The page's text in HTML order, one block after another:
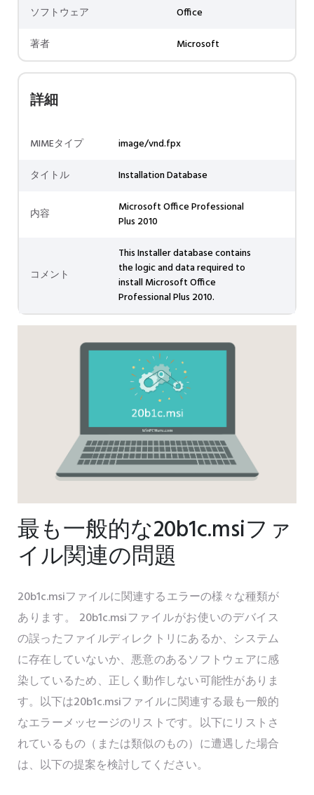
ソフトウェア
Office
著者
Microsoft
詳細
MIMEタイプ
image/vnd.fpx
タイトル
Installation Database
内容
Microsoft Office Professional
Plus 2010
コメント
This Installer database contains
the logic and data required to
install Microsoft Office
Professional Plus 2010.
最も一般的な20b1c.msiファ
イル関連の問題
20b1c.msiファイルに関連するエラーの様々な種類が
あります。 20b1c.msiファイルがお使いのデバイス
の誤ったファイルディレクトリにあるか、システム
に存在していないか、悪意のあるソフトウェアに感
染しているため、正しく動作しない可能性がありま
す。以下は20b1c.msiファイルに関連する最も一般的
なエラーメッセージのリストです。以下にリストさ
れているもの（または類似のもの）に遭遇した場合
は、以下の提案を検討してください。